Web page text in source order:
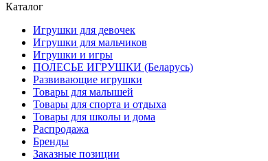
Каталог
Игрушки для девочек
Игрушки для мальчиков
Игрушки и игры
ПОЛЕСЬЕ ИГРУШКИ (Беларусь)
Развивающие игрушки
Товары для малышей
Товары для спорта и отдыха
Товары для школы и дома
Распродажа
Бренды
Заказные позиции